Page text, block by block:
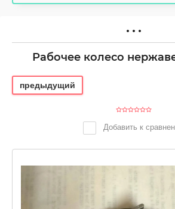
Рабочее колесо
предыдущий
Добавить к